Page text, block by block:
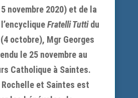
novembre 2020) et de la
Fratelli Tuttidu
octobre), Mgr Georges
le 25 novembre au
Catholique à Saintes.
Rochelle et Saintes est